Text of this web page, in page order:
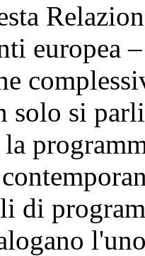
europea
solo si
di